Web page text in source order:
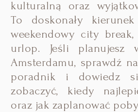
kulturalną oraz
To doskonały
weekendowy city
urlop. Jeśli planujesz
Amsterdamu, sprawdź
poradnik i dowiedz
zobaczyć, kiedy
oraz jak zaplanować